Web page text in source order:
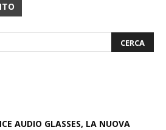
AUDIO GLASSES, LA NUOVA